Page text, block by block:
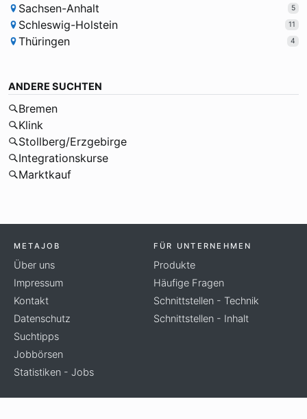
Sachsen-Anhalt 5
Schleswig-Holstein 11
Thüringen 4
ANDERE SUCHTEN
Bremen
Klink
Stollberg/Erzgebirge
Integrationskurse
Marktkauf
METAJOB
Über uns
Impressum
Kontakt
Datenschutz
Suchtipps
Jobbörsen
Statistiken - Jobs
FÜR UNTERNEHMEN
Produkte
Häufige Fragen
Schnittstellen - Technik
Schnittstellen - Inhalt